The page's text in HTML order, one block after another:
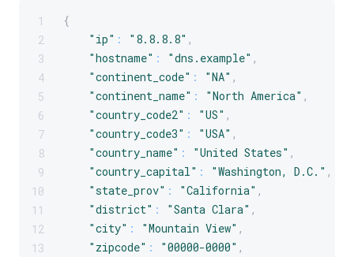
1
2
3
4
5
6
7
8
9
10
11
12
13
{
"ip" : "8.8.8.8" ,
"hostname" : "dns.example" ,
"continent_code" : "NA" ,
"continent_name" : "North America" ,
"country_code2" : "US" ,
"country_code3" : "USA" ,
"country_name" : "United States" ,
"country_capital" : "Washington, D.C." ,
"state_prov" : "California" ,
"district" : "Santa Clara" ,
"city" : "Mountain View" ,
"zipcode" : "00000-0000" ,